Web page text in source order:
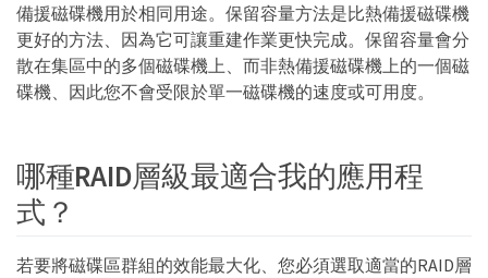
備援磁碟機用於相同用途。保留容量方法是比熱備援磁碟機
更好的方法、因為它可讓重建作業更快完成。保留容量會分
散在集區中的多個磁碟機上、而非熱備援磁碟機上的一個磁
碟機、因此您不會受限於單一磁碟機的速度或可用度。
哪種RAID層級最適合我的應用程
式？
若要將磁碟區群組的效能最大化、您必須選取適當的RAID層